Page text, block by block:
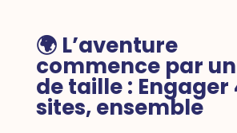
🌍 L’aventure
commence par
de taille : Engager
sites, ensemble